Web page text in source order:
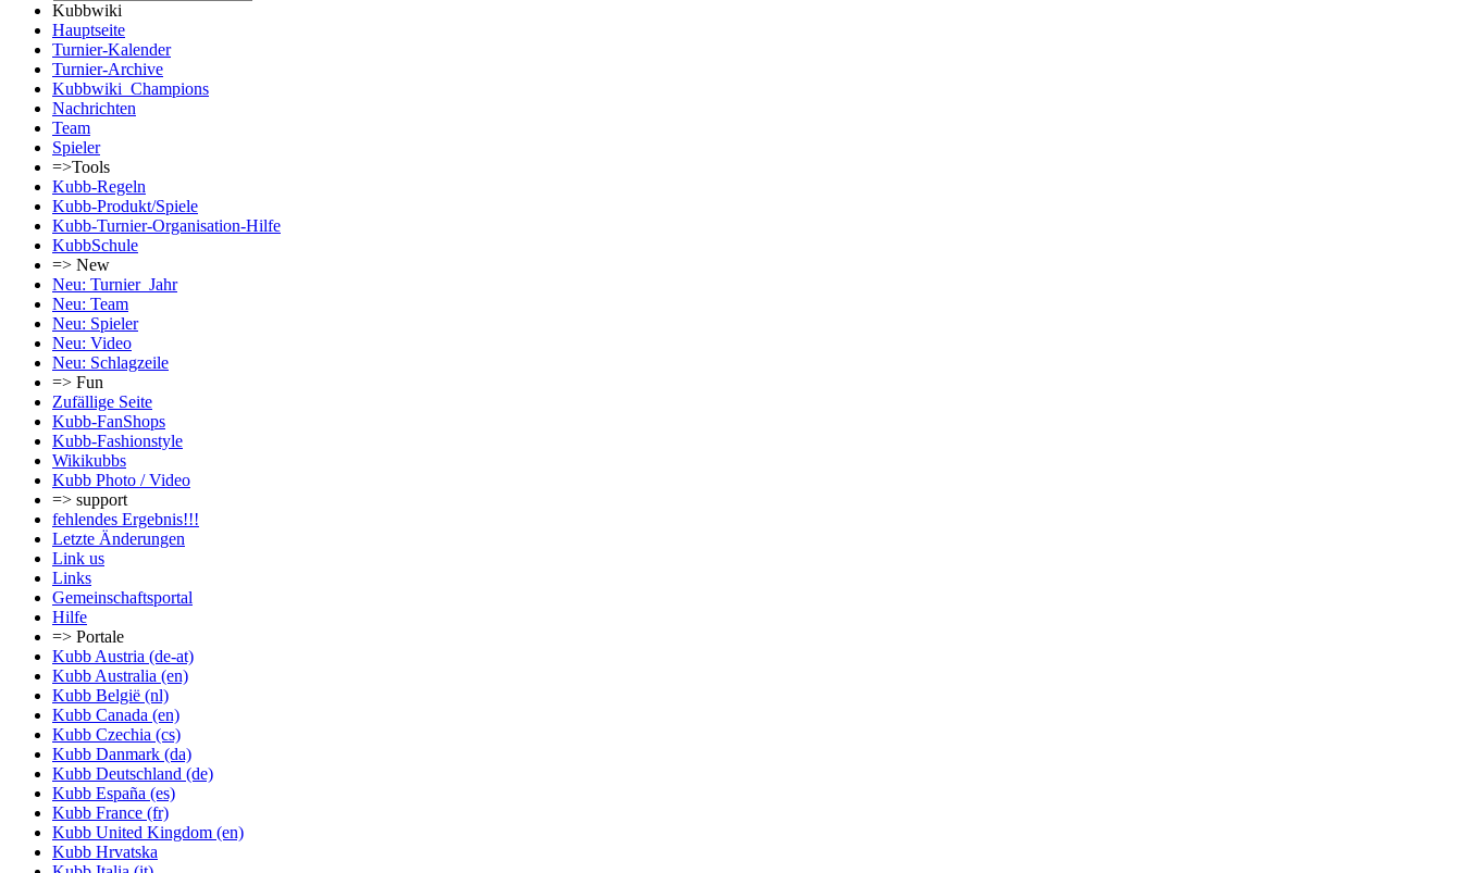
Kubbwiki
Hauptseite
Turnier-Kalender
Turnier-Archive
Kubbwiki_Champions
Nachrichten
Team
Spieler
=>Tools
Kubb-Regeln
Kubb-Produkt/Spiele
Kubb-Turnier-Organisation-Hilfe
KubbSchule
=> New
Neu: Turnier_Jahr
Neu: Team
Neu: Spieler
Neu: Video
Neu: Schlagzeile
=> Fun
Zufällige Seite
Kubb-FanShops
Kubb-Fashionstyle
Wikikubbs
Kubb Photo / Video
=> support
fehlendes Ergebnis!!!
Letzte Änderungen
Link us
Links
Gemeinschafts­portal
Hilfe
=> Portale
Kubb Austria (de-at)
Kubb Australia (en)
Kubb België (nl)
Kubb Canada (en)
Kubb Czechia (cs)
Kubb Danmark (da)
Kubb Deutschland (de)
Kubb España (es)
Kubb France (fr)
Kubb United Kingdom (en)
Kubb Hrvatska